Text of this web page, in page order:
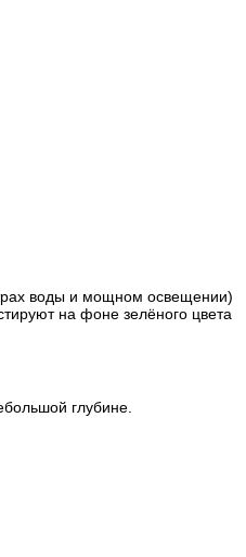
воды и мощном освещении)
на фоне зелёного цвета
глубине.